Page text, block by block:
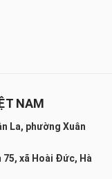
NAM
La, phường Xuân
xã Hoài Đức, Hà